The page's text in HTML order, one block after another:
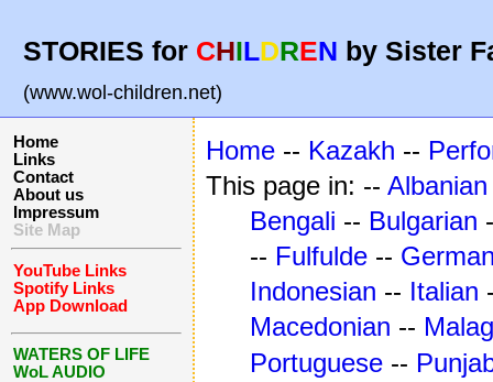
STORIES for CHILDREN by Sister
(www.wol-children.net)
Home
Links
Contact
About us
Impressum
Site Map
YouTube Links
Spotify Links
App Download
WATERS OF LIFE
WoL AUDIO
Home -- Kazakh --
This page in: -- Albanian
Bengali -- Bulgarian
-- Fulfulde --
Indonesian -- Italian
Macedonian --
Portuguese --